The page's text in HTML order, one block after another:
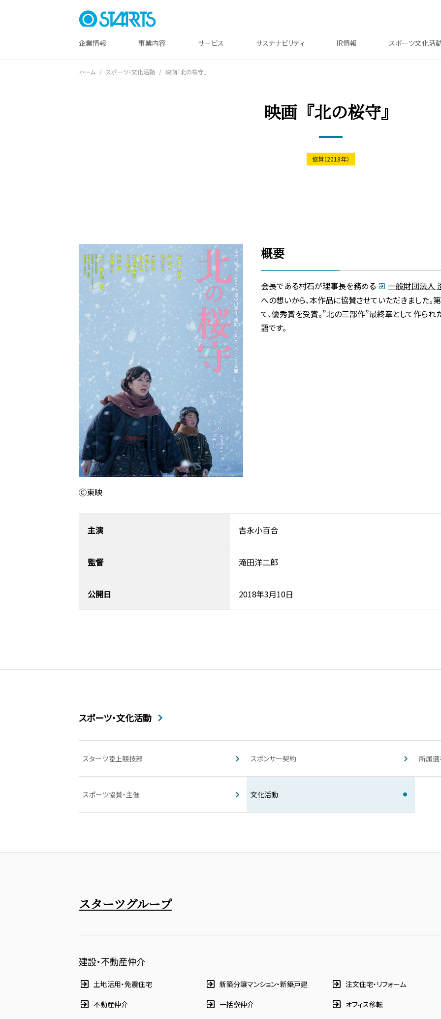
企業情報 事業内容 サービス サステナビリティ IR情報 スポーツ文化活
ホーム スポーツ・文化活動 映画『北の桜守』
映画『北の桜守』
協賛（2018年）
Ⓒ東映
概要
会⻑である村⽯が理事⻑を務める
⼀般財団法⼈
への想いから、本作品に協賛させていただきました
て、優秀賞を受賞。”北の三部作”最終章として作ら
語です。
主演 吉永⼩百合
監督 滝⽥洋⼆郎
公開⽇ 2018年3⽉10⽇
スポーツ・文化活動
スターツ陸上競技部 スポンサー契約​ 所属
スポーツ協賛・主催 文化活動
スターツグループ
建設・不動産仲介
土地活用・免震住宅 新築分譲マンション・新築戸建 注文住宅・リフォーム
不動産仲介 一括寮仲介 オフィス移転